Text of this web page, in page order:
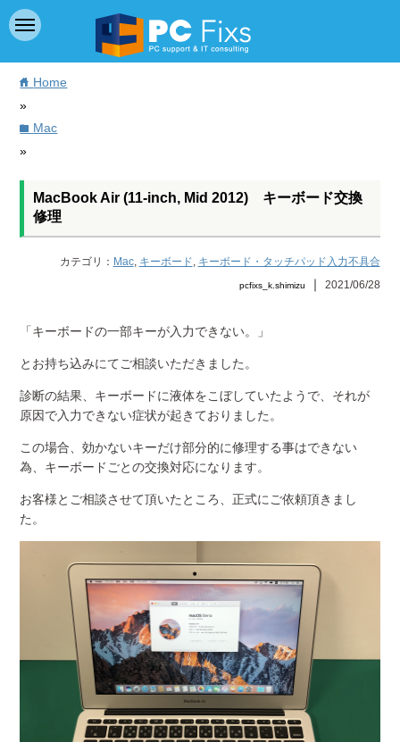
home Home
»
folder Mac
»
MacBook Air (11-inch, Mid 2012) キーボード交換
修理
カテゴリ： Mac, キーボード, キーボード・タッチパッド入力不具合
pcfixs_k.shimizu ｜ 2021/06/28
「キーボードの一部キーが入力できない。」
とお持ち込みにてご相談いただきました。
診断の結果、キーボードに液体をこぼしていたようで、それが
原因で入力できない症状が起きておりました。
この場合、効かないキーだけ部分的に修理する事はできない
為、キーボードごとの交換対応になります。
お客様とご相談させて頂いたところ、正式にご依頼頂きまし
た。